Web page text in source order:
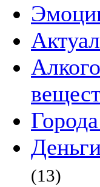
(13)